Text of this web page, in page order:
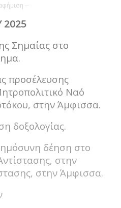
--
2025
Σημαίας στο
προσέλευσης
Ναό
στην Άμφισσα.
δοξολογίας.
δέηση στο
στην
στην Άμφισσα.